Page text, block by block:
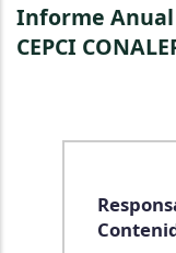
Informe
CEPCI